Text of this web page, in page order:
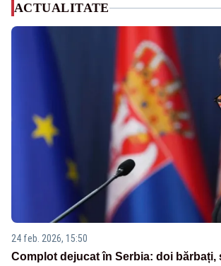
ACTUALITATE
24 feb. 2026, 15:50
Complot dejucat în Serbia: doi bărbați,